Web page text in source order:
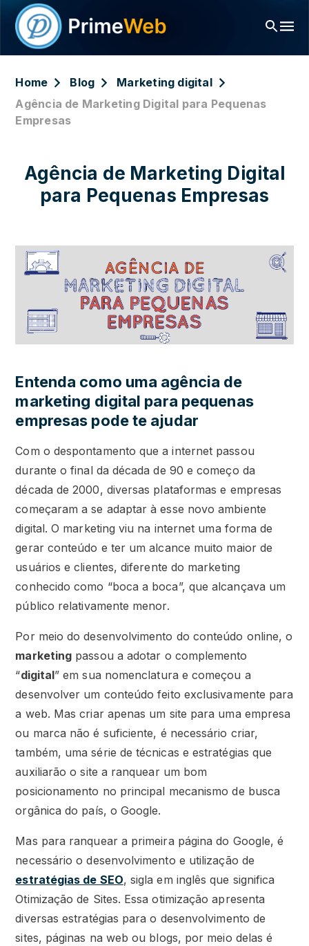
Home Blog
Marketing digital
Agência de Marketing Digital para Pequenas
Empresas
Agência de Marketing Digital
para Pequenas Empresas
Entenda como uma agência de
marketing digital para pequenas
empresas pode te ajudar
Com o despontamento que a internet passou
durante o final da década de 90 e começo da
década de 2000, diversas plataformas e empresas
começaram a se adaptar à esse novo ambiente
digital. O marketing viu na internet uma forma de
gerar conteúdo e ter um alcance muito maior de
usuários e clientes, diferente do marketing
conhecido como “boca a boca”, que alcançava um
público relativamente menor.
Por meio do desenvolvimento do conteúdo online, o
marketing passou a adotar o complemento
“digital” em sua nomenclatura e começou a
desenvolver um conteúdo feito exclusivamente para
a web. Mas criar apenas um site para uma empresa
ou marca não é suficiente, é necessário criar,
também, uma série de técnicas e estratégias que
auxiliarão o site a ranquear um bom
posicionamento no principal mecanismo de busca
orgânica do país, o Google.
Mas para ranquear a primeira página do Google, é
necessário o desenvolvimento e utilização de
estratégias de SEO, sigla em inglês que significa
Otimização de Sites. Essa otimização apresenta
diversas estratégias para o desenvolvimento de
sites, páginas na web ou blogs, por meio delas é